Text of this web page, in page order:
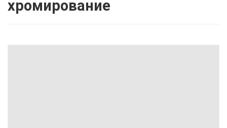
хромирование